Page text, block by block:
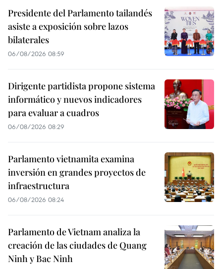
Presidente del Parlamento tailandés
asiste a exposición sobre lazos
bilaterales
06/08/2026 08:59
Dirigente partidista propone sistema
informático y nuevos indicadores
para evaluar a cuadros
06/08/2026 08:29
Parlamento vietnamita examina
inversión en grandes proyectos de
infraestructura
06/08/2026 08:24
Parlamento de Vietnam analiza la
creación de las ciudades de Quang
Ninh y Bac Ninh